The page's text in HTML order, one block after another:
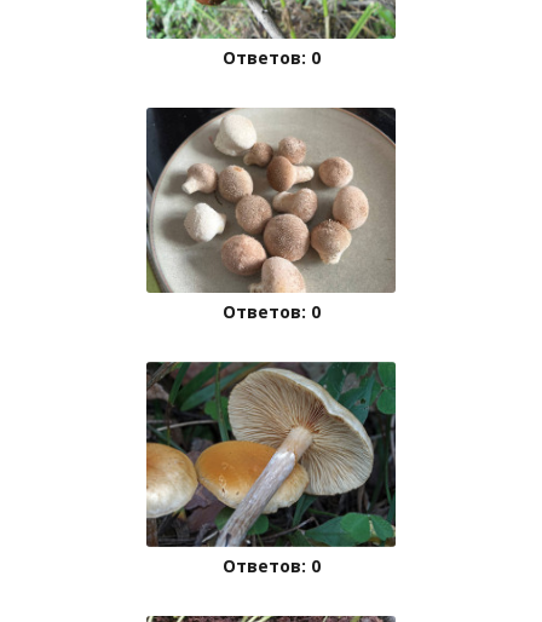
Ответов: 0
Ответов: 0
Ответов: 0